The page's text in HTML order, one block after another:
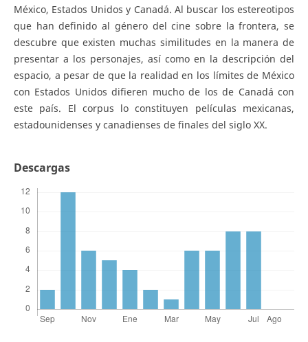
México, Estados Unidos y Canadá. Al buscar los estereotipos
que han definido al género del cine sobre la frontera, se
descubre que existen muchas similitudes en la manera de
presentar a los personajes, así como en la descripción del
espacio, a pesar de que la realidad en los límites de México
con Estados Unidos difieren mucho de los de Canadá con
este país. El corpus lo constituyen películas mexicanas,
estadounidenses y canadienses de finales del siglo XX.
Descargas